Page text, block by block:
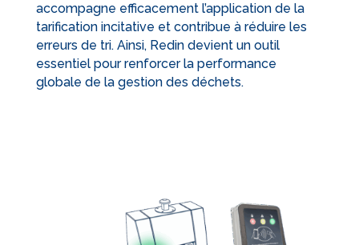
accompagne efficacement l’application de la
tarification incitative et contribue à réduire les
erreurs de tri. Ainsi, Redin devient un outil
essentiel pour renforcer la performance
globale de la gestion des déchets.